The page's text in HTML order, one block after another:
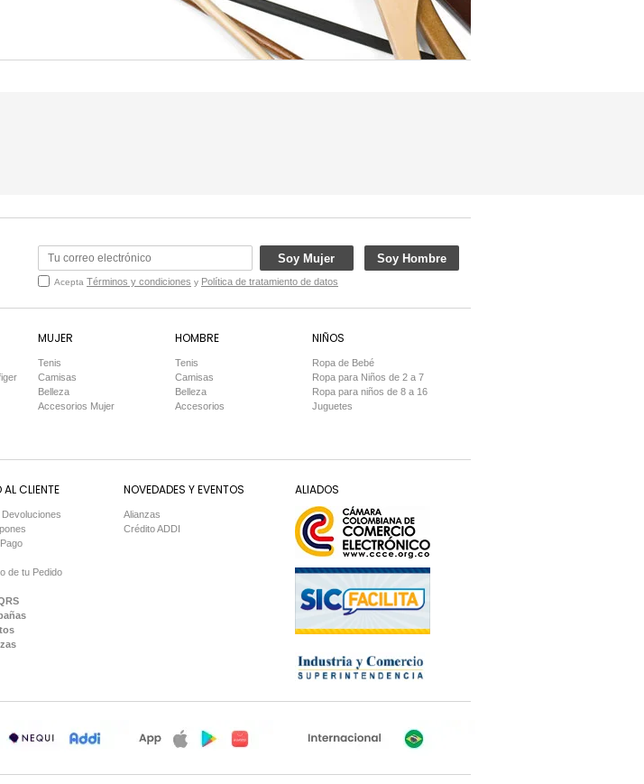
Soy Mujer Soy Hombre
Acepta Términos y condiciones y Política de tratamiento de datos
MUJER
Tenis
Camisas
Belleza
Accesorios Mujer
HOMBRE
Tenis
Camisas
Belleza
Accesorios
NIÑOS
Ropa de Bebé
Ropa para Niños de 2 a 7
Ropa para niños de 8 a 16
Juguetes
CLIENTE
de tu Pedido
NOVEDADES Y EVENTOS
Alianzas
Crédito ADDI
ALIADOS